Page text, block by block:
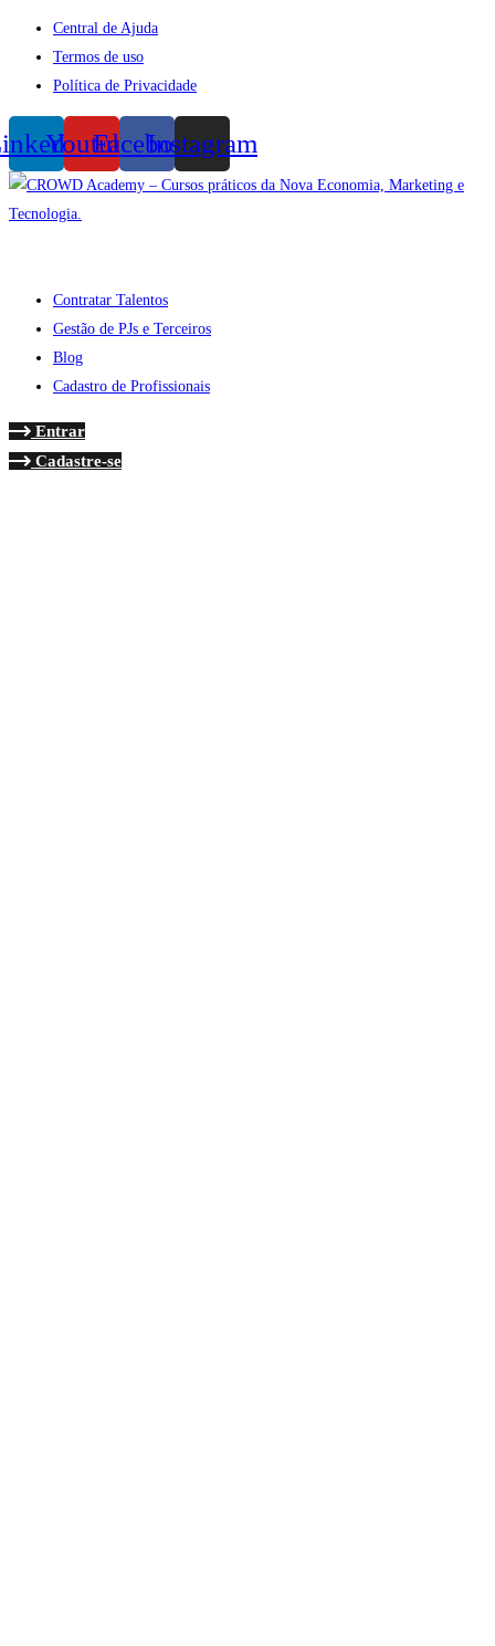
Central de Ajuda
Termos de uso
Política de Privacidade
YoutubeFacebookInstagram
Contratar Talentos
Gestão de PJs e Terceiros
Blog
Cadastro de Profissionais
Entrar
Cadastre-se